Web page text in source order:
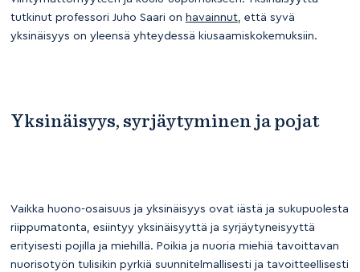
tutkinut professori Juho Saari on havainnut, että syvä
yksinäisyys on yleensä yhteydessä kiusaamiskokemuksiin.
Yksinäisyys, syrjäytyminen ja pojat
Vaikka huono-osaisuus ja yksinäisyys ovat iästä ja sukupuolesta
riippumatonta, esiintyy yksinäisyyttä ja syrjäytyneisyyttä
erityisesti pojilla ja miehillä. Poikia ja nuoria miehiä tavoittavan
nuorisotyön tulisikin pyrkiä suunnitelmallisesti ja tavoitteellisesti